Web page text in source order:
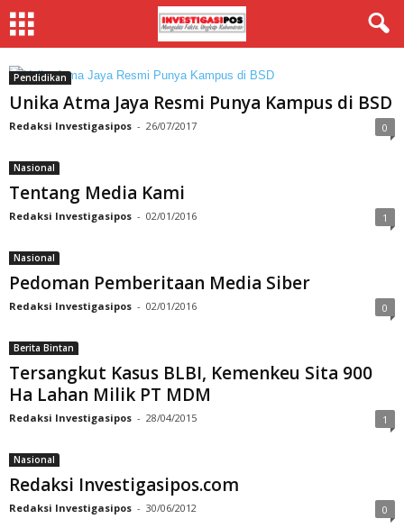
Pendidikan
Unika Atma Jaya Resmi Punya Kampus di BSD
Redaksi Investigasipos - 26/07/2017 0
Nasional
Tentang Media Kami
Redaksi Investigasipos - 02/01/2016 1
Nasional
Pedoman Pemberitaan Media Siber
Redaksi Investigasipos - 02/01/2016 0
Berita Bintan
Tersangkut Kasus BLBI, Kemenkeu Sita 900
Ha Lahan Milik PT MDM
Redaksi Investigasipos - 28/04/2015 1
Nasional
Redaksi Investigasipos.com
Redaksi Investigasipos - 30/06/2012 0